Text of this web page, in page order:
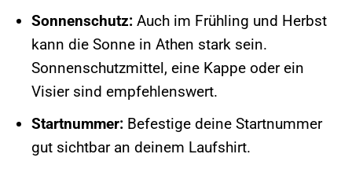
Sonnenschutz:Auch im Frühling und Herbst
kann die Sonne in Athen stark sein.
Sonnenschutzmittel, eine Kappe oder ein
Visier sind empfehlenswert.
Startnummer:Befestige deine Startnummer
gut sichtbar an deinem Laufshirt.